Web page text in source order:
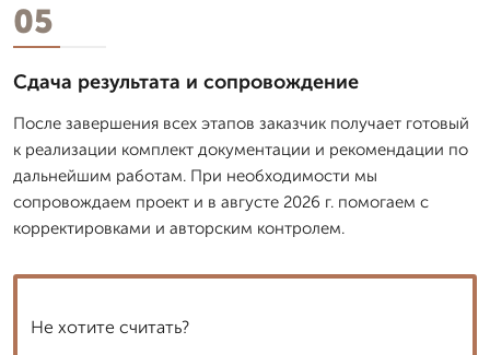
05
Сдача результата и сопровождение
После завершения всех этапов заказчик получает готовый
к реализации комплект документации и рекомендации по
дальнейшим работам. При необходимости мы
сопровождаем проект и в августе 2026 г. помогаем с
корректировками и авторским контролем.
Не хотите считать?